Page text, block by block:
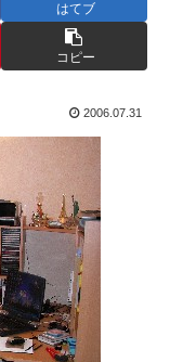
はてブ
コピー
2006.07.31